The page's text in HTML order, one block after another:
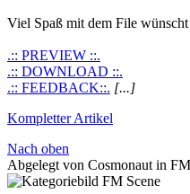
Viel Spaß mit dem File
.:: PREVIEW ::.
.:: DOWNLOAD ::.
.:: FEEDBACK::. [...]
Kompletter Artikel
Nach oben
Abgelegt von Cosmonaut in